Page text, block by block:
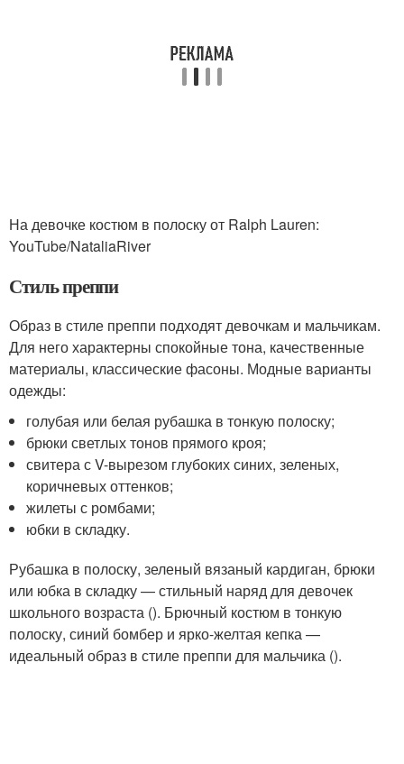
На девочке костюм в полоску от Ralph Lauren:
YouTube/NataliaRiver
Стиль преппи
Образ в стиле преппи подходят девочкам и мальчикам.
Для него характерны спокойные тона, качественные
материалы, классические фасоны. Модные варианты
одежды:
голубая или белая рубашка в тонкую полоску;
брюки светлых тонов прямого кроя;
свитера с V-вырезом глубоких синих, зеленых,
коричневых оттенков;
жилеты с ромбами;
юбки в складку.
Рубашка в полоску, зеленый вязаный кардиган, брюки
или юбка в складку — стильный наряд для девочек
школьного возраста (). Брючный костюм в тонкую
полоску, синий бомбер и ярко-желтая кепка —
идеальный образ в стиле преппи для мальчика ().